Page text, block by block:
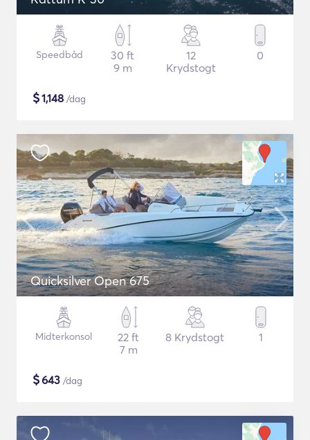
Speedbåd
30 ft
9 m
12
Krydstogt
0
$1,148 /dag
Quicksilver Open 675
Midterkonsol
22 ft
7 m
8 Krydstogt 1
$643 /dag